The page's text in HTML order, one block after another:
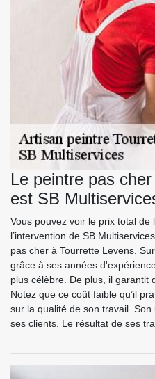
Le peintre pas
est SB
Vous pouvez voir le prix total
l’intervention de SB
pas cher à Tourrette Levens.
grâce à ses années
plus célèbre. De plus, il garantit
Notez que ce coût faible qu’il
sur la qualité de son travail.
ses clients. Le résultat de ses